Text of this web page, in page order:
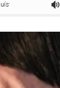
entre Brasil e Japão